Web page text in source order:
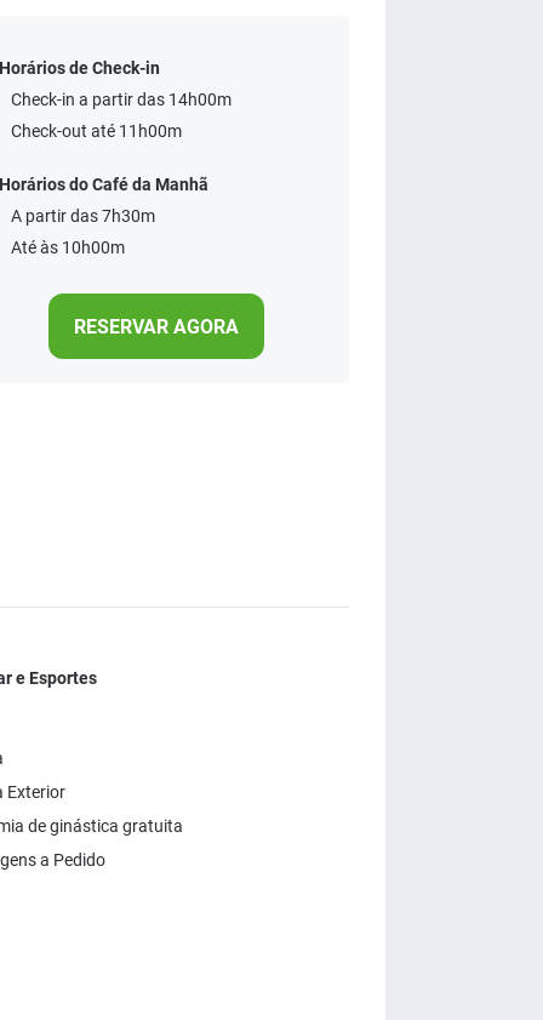
Horários de Check-in
Check-in a partir das 14h00m
Check-out até 11h00m
Horários do Café da Manhã
A partir das 7h30m
Até às 10h00m
RESERVAR AGORA
e Esportes
Exterior
de ginástica gratuita
a Pedido